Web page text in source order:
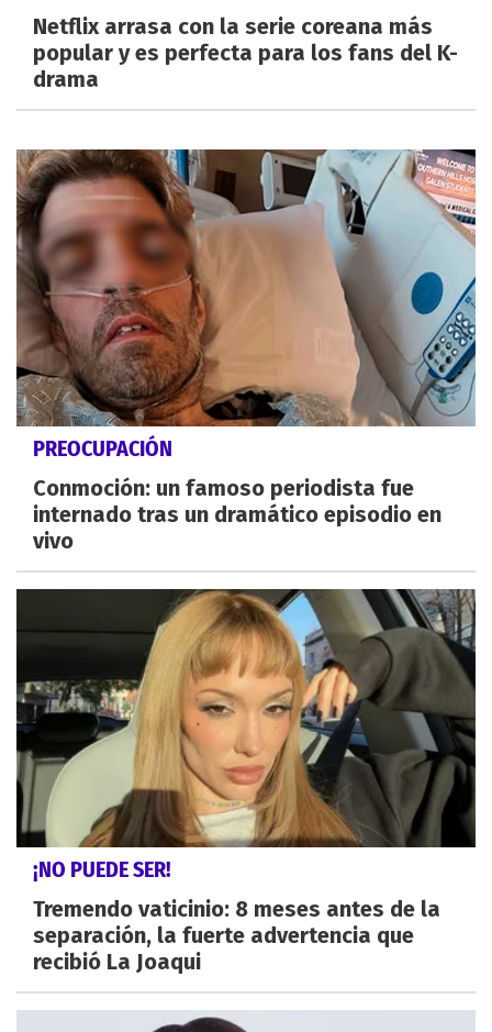
Netflix arrasa con la serie coreana más
popular y es perfecta para los fans del K-
drama
PREOCUPACIÓN
Conmoción: un famoso periodista fue
internado tras un dramático episodio en
vivo
¡NO PUEDE SER!
Tremendo vaticinio: 8 meses antes de la
separación, la fuerte advertencia que
recibió La Joaqui